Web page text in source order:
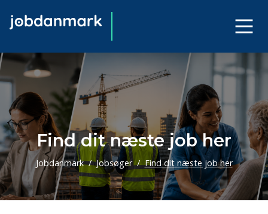
Find dit næste job her
Jobdanmark Jobsøger Find dit næste job her